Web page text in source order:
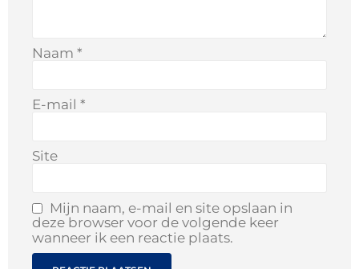
Naam *
E-mail *
Site
Mijn naam, e-mail en site opslaan in
deze browser voor de volgende keer
wanneer ik een reactie plaats.